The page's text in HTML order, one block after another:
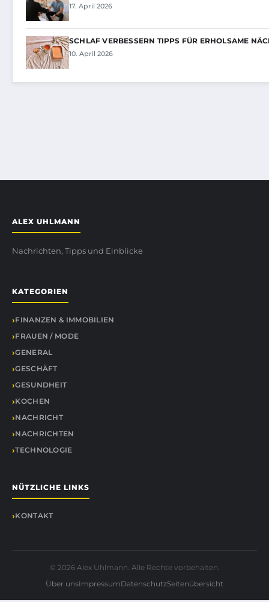
17. April 2026
SCHLAF VERBESSERN TIPPS FÜR ERHOLSAME
10. April 2026
ALEX UHLMANN
Nachrichten, Tipps und Einblicke
KATEGORIEN
FINANZEN & IMMOBILIEN
FRAUEN / MODE
GENERAL
GESCHÄFT
GESUNDHEIT
KOCHEN
NACHRICHT
NACHRICHTEN
TECHNOLOGIE
NÜTZLICHE LINKS
KONTAKT
© 2026 Alex Uhlmann. Alle Rechte vorbehalten.
Über unsImpressumDatenschutzSeitenübersicht